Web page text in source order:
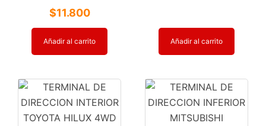
$11.800
Añadir al carrito Añadir al carrito